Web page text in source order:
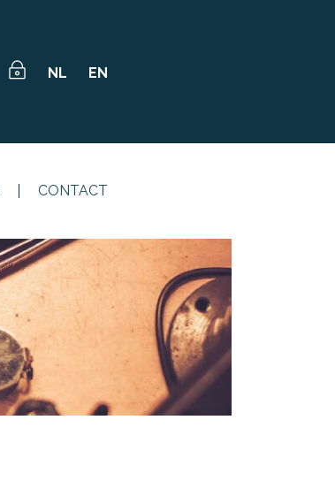
NL EN
CONTACT